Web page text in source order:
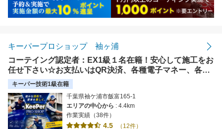
キーパープロショップ 袖ヶ浦
コーテイング認定者：EX1級１名在籍！安心して施工をお
任せ下さい☆お支払いはQR決済、各種電子マネー、各種
クレジット使えます！
キーパー技術1級在籍
千葉県袖ケ浦市飯富165-1
エリアの中心から : 4.4km
作業実績（38件）
4.5 （12件）